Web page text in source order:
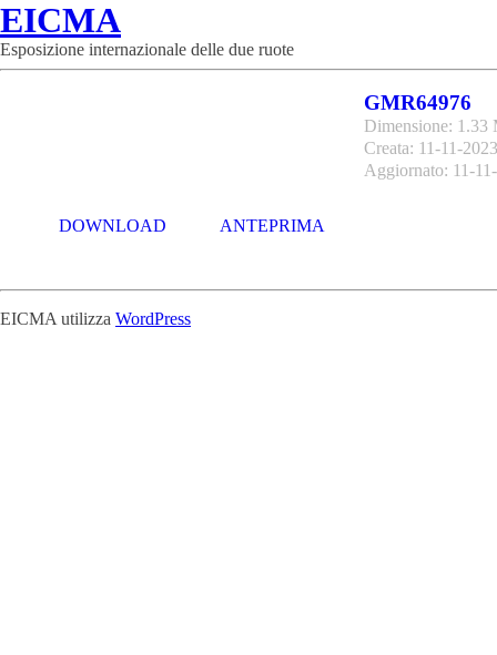
EICMA
Esposizione internazionale delle due ruote
GMR64976
Dimensione: 1.33
Creata: 11-11-2023
Aggiornato: 11-
DOWNLOAD ANTEPRIMA
EICMA utilizza WordPress